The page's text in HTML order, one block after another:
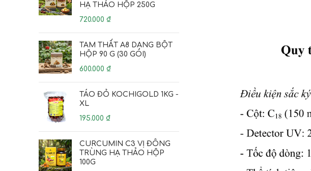
HẠ THẢO HỘP 250G
720.000 ₫
TAM THẤT A8 DẠNG BỘT
HỘP 90 G (30 GÓI)
600.000 ₫
TÁO ĐỎ KOCHIGOLD 1KG -
XL
195.000 ₫
CURCUMIN C3 VỊ ĐÔNG
TRÙNG HẠ THẢO HỘP
100G